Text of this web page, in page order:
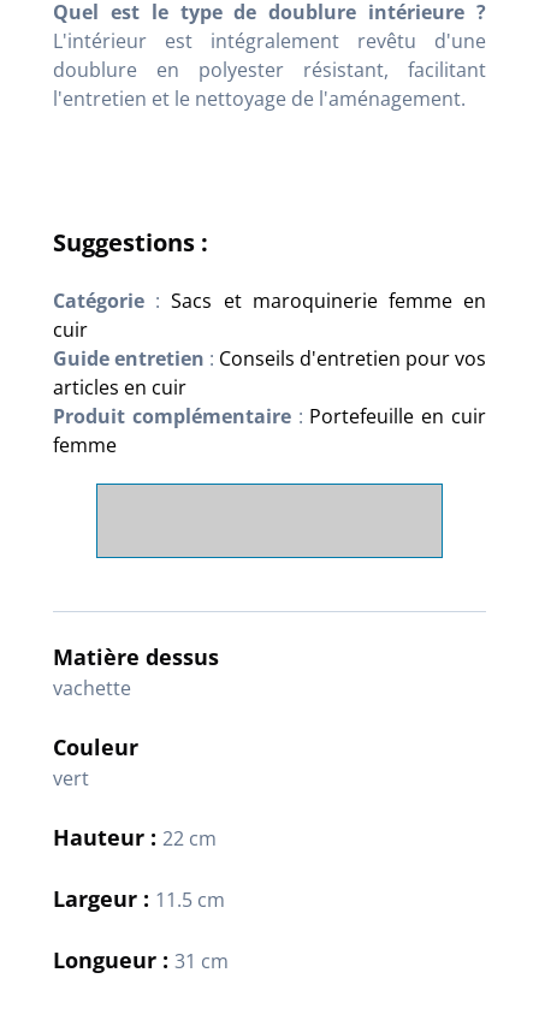
Quel est le type de doublure intérieure ?
L'intérieur est intégralement revêtu d'une
doublure en polyester résistant, facilitant
l'entretien et le nettoyage de l'aménagement.
Suggestions :
Catégorie :Sacs et maroquinerie femme en
cuir
Guide entretien : Conseils d'entretien pour vos
articles en cuir
Produit complémentaire: Portefeuille en cuir
femme
Matière dessus
vachette
Couleur
vert
Hauteur : 22 cm
Largeur : 11.5 cm
Longueur : 31 cm